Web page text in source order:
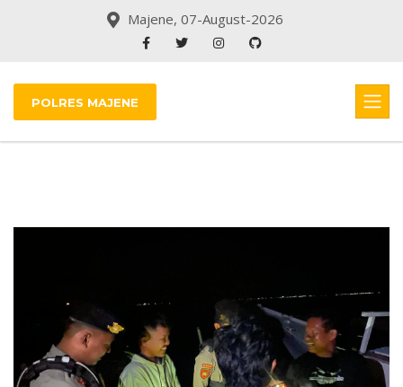
Majene, 07-August-2026
POLRES MAJENE